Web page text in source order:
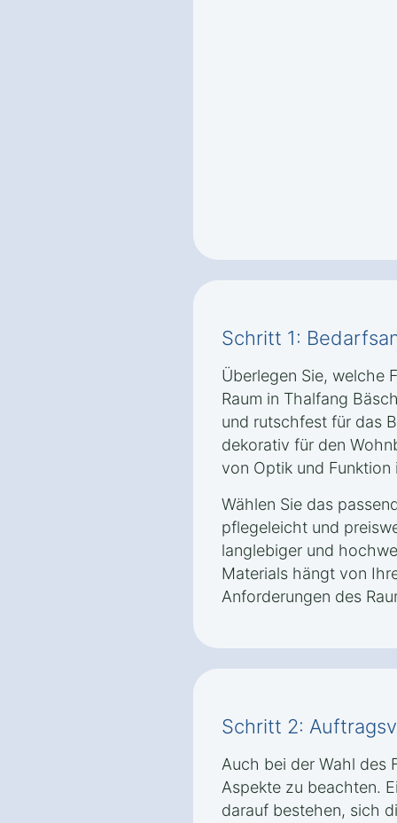
Schritt 1:
Überlegen Sie, welche
Raum in Thalfang
und rutschfest für das
dekorativ für den
von Optik und
Wählen Sie das
pflegeleicht und
langlebiger und
Materials hängt von
Anforderungen des
Schritt 2:
Auch bei der Wahl des
Aspekte zu beachten.
darauf bestehen, sich